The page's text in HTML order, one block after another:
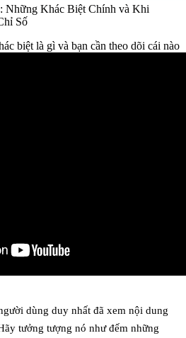
Những Khác Biệt Chính và Khi
Số
biệt là gì và bạn cần theo dõi cái nào
dùng duy nhất đã xem nội dung
tưởng tượng nó như đếm những